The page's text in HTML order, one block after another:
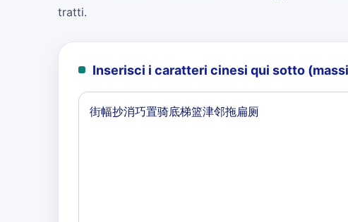
tratti.
Inserisci i caratteri cinesi qui sotto